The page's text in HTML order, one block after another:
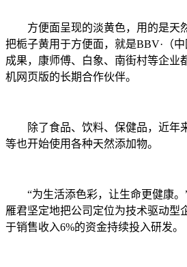
方便面呈现的淡黄色，用的是
把栀子黄用于方便面，就是BBV·（
成果，康师傅、白象、南街村等企业
机网页版的长期合作伙伴。
除了食品、饮料、保健品，近年
等也开始使用各种天然添加物。
“为生活添色彩，让生命更健康
雁君坚定地把公司定位为技术驱动型
于销售收入6%的资金持续投入研发。